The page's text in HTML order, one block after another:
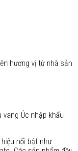
hương vị từ nhà sản
vang Úc nhập khẩu
nổi bật như